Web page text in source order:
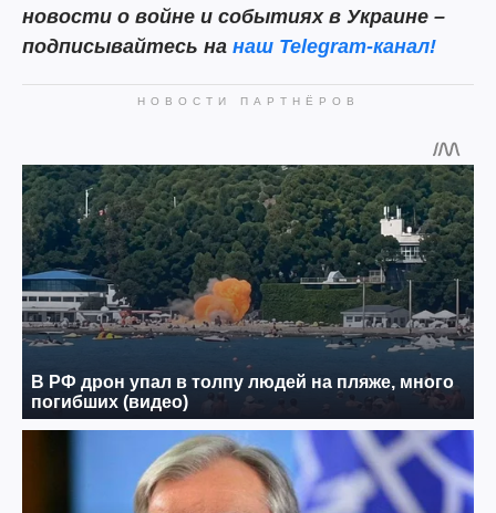
новости о войне и событиях в Украине –
подписывайтесь на наш Telegram-канал!